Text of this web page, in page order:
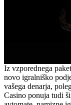
Iz vzporednega
novo igralniško
vašega denarja,
Casino ponuja tudi